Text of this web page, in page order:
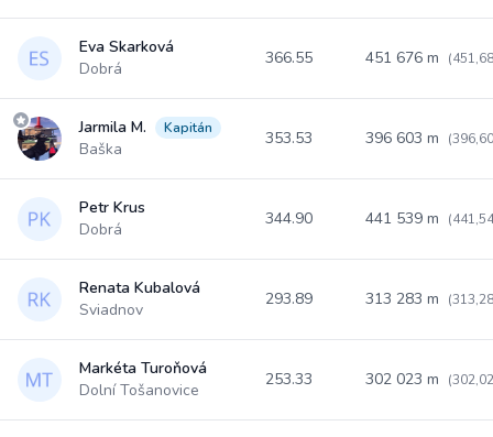
Eva Skarková
Dobrá
366.55 451 676 m
Jarmila M. Kapitán
Baška
353.53 396 603 m
Petr Krus
Dobrá
344.90 441 539 m
Renata Kubalová
Sviadnov
293.89 313 283 m
Markéta Turoňová
Dolní Tošanovice
253.33 302 023 m